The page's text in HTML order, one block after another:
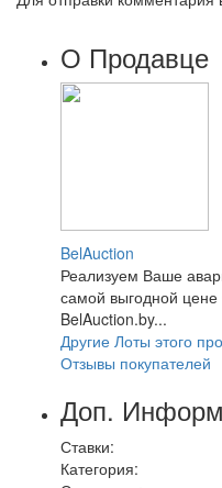
О Продавце
BelAuction
Реализуем Ваше
самой выгодной цене
BelAuction.by...
Другие Лоты этого
Отзывы покупателей
Доп.
Ставки:
Категория: